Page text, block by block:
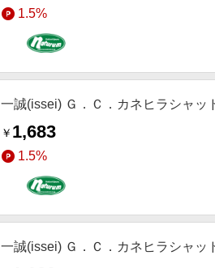
1.5%
一誠(issei) Ｇ．Ｃ．カネヒラシャッ
￥ 1,683
1.5%
一誠(issei) Ｇ．Ｃ．カネヒラシャッ